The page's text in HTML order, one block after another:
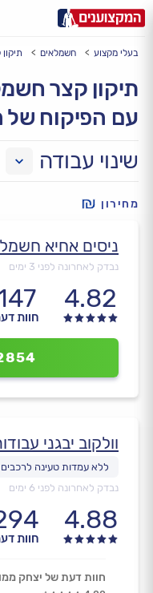
עירעיר: תל אביב, חיפה…
בעלי מקצוע חשמלאים
תיקון קצר
עם הפיקוח של
שינוי עבודה
מחירון
ניסים אחיא
נבדק לאחרונה לפני 3 ימים
4.82
חוות
וולקוב יבגני
נבדק לאחרונה לפני 6 ימים
4.88
חוות
חוות דעת של יצחק